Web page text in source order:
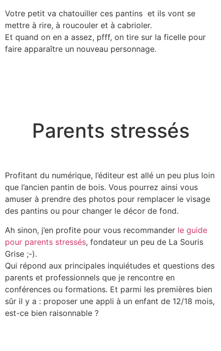
Votre petit va chatouiller ces pantins et ils vont se
mettre à rire, à roucouler et à cabrioler.
Et quand on en a assez, pfff, on tire sur la ficelle pour
faire apparaître un nouveau personnage.
Parents stressés
Profitant du numérique, l’éditeur est allé un peu plus loin
que l’ancien pantin de bois. Vous pourrez ainsi vous
amuser à prendre des photos pour remplacer le visage
des pantins ou pour changer le décor de fond.
Ah sinon, j’en profite pour vous recommander le guide
pour parents stressés, fondateur un peu de La Souris
Grise ;-).
Qui répond aux principales inquiétudes et questions des
parents et professionnels que je rencontre en
conférences ou formations. Et parmi les premières bien
sûr il y a : proposer une appli à un enfant de 12/18 mois,
est-ce bien raisonnable ?